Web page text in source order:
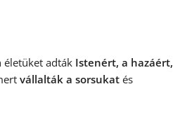
életüket adták Istenért, a hazáért,
vállalták a sorsukat és